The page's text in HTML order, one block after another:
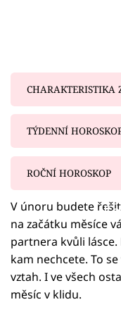
Sledujte nás
CHARAKTERISTIKA
TÝDENNÍ
ROČNÍ HOROSKOP
V únoru budete
na začátku měsíce
partnera kvůli
kam nechcete. To
vztah. I ve všech
měsíc v klidu.